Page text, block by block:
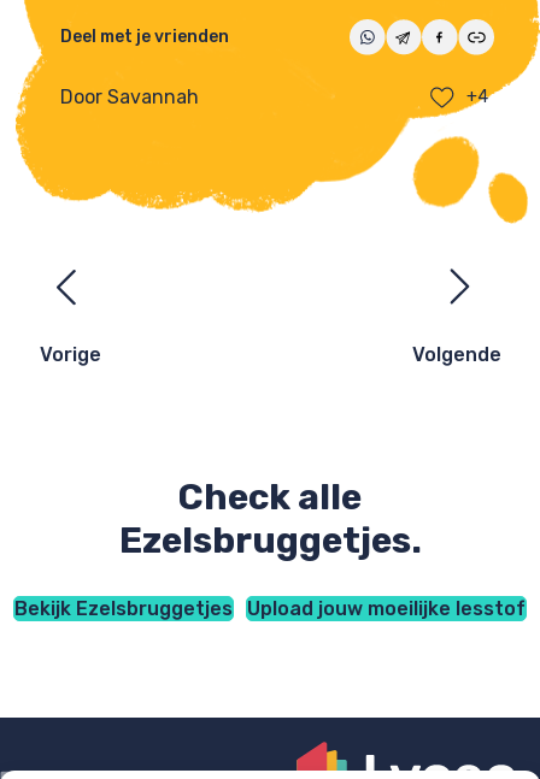
Deel met je vrienden
Door Savannah +4
Ezelsbruggetjes
navigatie
Vorige Volgende
Check alle
Ezelsbruggetjes.
Bekijk Ezelsbruggetjes Upload jouw moeilijke lesstof